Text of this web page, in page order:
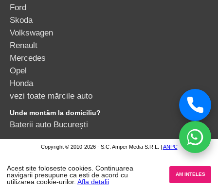
Acest site foloseste cookies. Continuarea
navigarii presupune ca esti de acord cu
utilizarea cookie-urilor. Afla detalii
AM INTELES
Ford
Skoda
Volkswagen
Renault
Mercedes
Opel
Honda
vezi toate mărcile auto
Unde montăm la domiciliu?
Baterii auto București
Copyright © 2010-2026 - S.C. Amper Media S.R.L. | ANPC